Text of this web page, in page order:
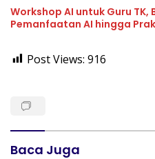
Workshop AI untuk Guru TK,
Pemanfaatan AI hingga
Post Views: 916
Baca Juga